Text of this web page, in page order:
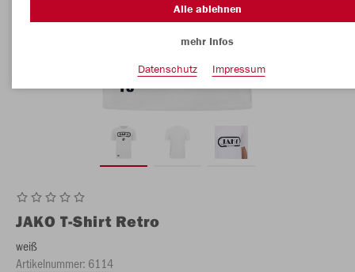
JAKO T-Shirt Retro
weiß
Artikelnummer: 6114
Alle ablehnen
mehr Infos
Datenschutz
Impressum